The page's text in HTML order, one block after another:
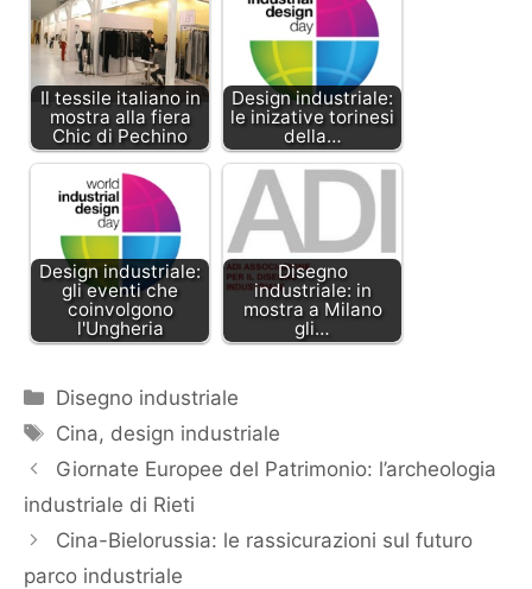
Il tessile italiano in
mostra alla fiera
Chic di Pechino
Design industriale:
le inizative torinesi
della…
Design industriale:
gli eventi che
coinvolgono
l'Ungheria
Disegno
industriale: in
mostra a Milano
gli…
Categorie
Disegno industriale
Tag
Cina, design industriale
Giornate Europee del Patrimonio: l’archeologia
industriale di Rieti
Cina-Bielorussia: le rassicurazioni sul futuro
parco industriale